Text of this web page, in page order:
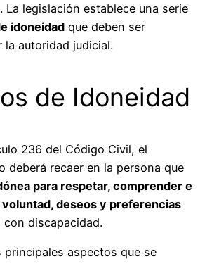
La legislación establece una serie
idoneidad que deben ser
la autoridad judicial.
de Idoneidad
236 del Código Civil, el
deberá recaer en la persona que
para respetar, comprender e
deseos y preferencias
con discapacidad.
principales aspectos que se